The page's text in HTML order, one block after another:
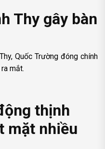
Thy gây bàn
Quốc Trường đóng chính
mắt.
thịnh
mặt nhiều